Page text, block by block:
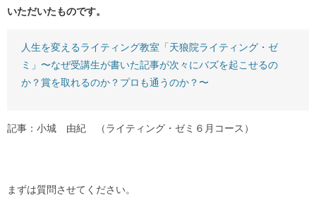
いただいたものです。
人生を変えるライティング教室「天狼院ライティング・ゼ
ミ」〜なぜ受講生が書いた記事が次々にバズを起こせるの
か？賞を取れるのか？プロも通うのか？〜
記事：小城 由紀 （ライティング・ゼミ６月コース）
まずは質問させてください。